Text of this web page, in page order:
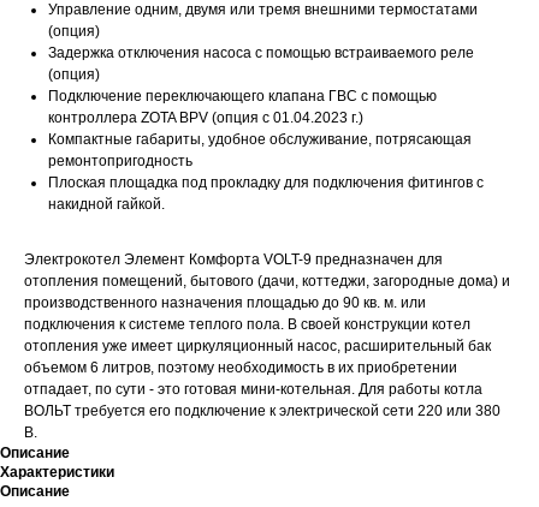
Управление одним, двумя или тремя внешними термостатами
(опция)
Задержка отключения насоса с помощью встраиваемого реле
(опция)
Подключение переключающего клапана ГВС с помощью
контроллера ZOTA BPV (опция с 01.04.2023 г.)
Компактные габариты, удобное обслуживание, потрясающая
ремонтопригодность
Плоская площадка под прокладку для подключения фитингов с
накидной гайкой.
Электрокотел Элемент Комфорта VOLT-9 предназначен для
отопления помещений, бытового (дачи, коттеджи, загородные дома) и
производственного назначения площадью до 90 кв. м. или
подключения к системе теплого пола. В своей конструкции котел
отопления уже имеет циркуляционный насос, расширительный бак
объемом 6 литров, поэтому необходимость в их приобретении
отпадает, по сути - это готовая мини-котельная. Для работы котла
ВОЛЬТ требуется его подключение к электрической сети 220 или 380
В.
Описание
Характеристики
Описание